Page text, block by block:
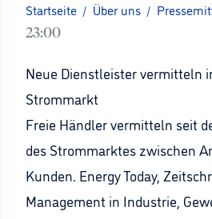
Startseite / Über uns /
23:00
Neue Dienstleister vermitteln
Strommarkt
Freie Händler vermitteln seit
des Strommarktes zwischen
Kunden. Energy Today,
Management in Industrie,